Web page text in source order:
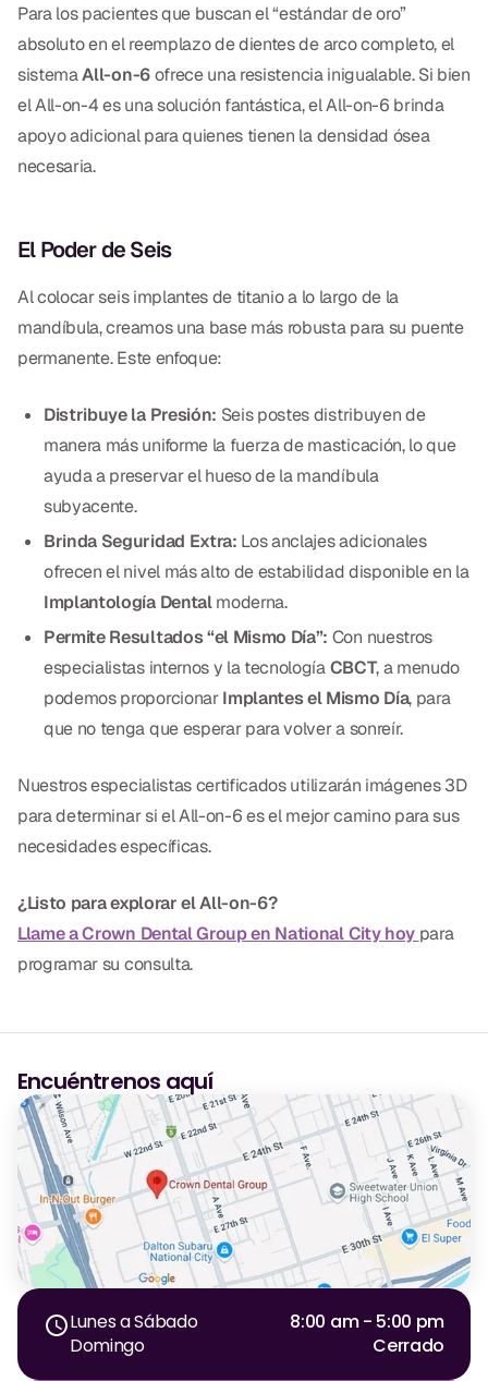
RESTAURATIVO
All-on-4
Coronas y Fundas
Empastes Dentales
Dentaduras
Implantes Dentales
Implantes el Mismo Día
Reparaciones el Mismo Día
Coronas de Cerámica
Carillas
Impresiones Digitales
Radiografía Digital
ORTODONCIA
Invisalign
DOCTORES
Dr. Douglas Ness
Dr. Jared Gibbons
Dr. Hassan Haidar
Dr. Christian Bastien
Dr. Marco Casco
Para los pacientes que buscan el “estándar de oro”
absoluto en el reemplazo de dientes de arco completo, el
sistemaAll-on-6ofrece una resistencia inigualable. Si bien
el All-on-4 es una solución fantástica, el All-on-6 brinda
apoyo adicional para quienes tienen la densidad ósea
necesaria.
El Poder de Seis
Al colocar seis implantes de titanio a lo largo de la
mandíbula, creamos una base más robusta para su puente
permanente. Este enfoque:
Distribuye la Presión: Seis postes distribuyen de
manera más uniforme la fuerza de masticación, lo que
ayuda a preservar el hueso de la mandíbula
subyacente.
Brinda Seguridad Extra: Los anclajes adicionales
ofrecen el nivel más alto de estabilidad disponible en la
Implantología Dentalmoderna.
Permite Resultados “el Mismo Día”: Con nuestros
especialistas internos y la tecnologíaCBCT, a menudo
podemos proporcionarImplantes el Mismo Día, para
que no tenga que esperar para volver a sonreír.
Nuestros especialistas certificados utilizarán imágenes 3D
para determinar si el All-on-6 es el mejor camino para sus
necesidades específicas.
¿Listo para explorar el All-on-6?
Llame a Crown Dental Group en National City hoy para
programar su consulta.
Encuéntrenos aquí
Lunes a Sábado
8:00 am - 5:00 pm
Domingo
Cerrado